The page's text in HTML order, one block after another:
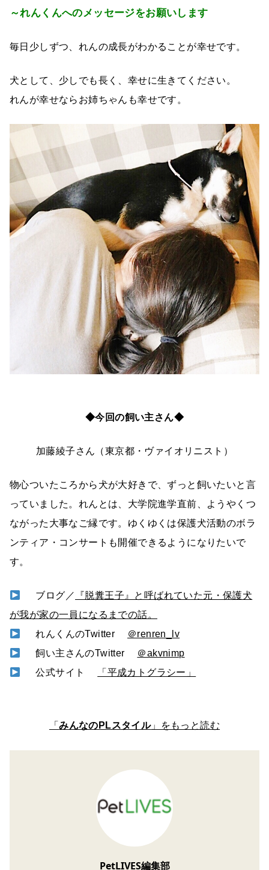
～れんくんへのメッセージをお願いします
毎日少しずつ、れんの成長がわかることが幸せです。
犬として、少しでも長く、幸せに生きてください。
れんが幸せならお姉ちゃんも幸せです。
◆今回の飼い主さん◆
加藤綾子さん（東京都・ヴァイオリニスト）
物心ついたころから犬が大好きで、ずっと飼いたいと言
っていました。れんとは、大学院進学直前、ようやくつ
ながった大事なご縁です。ゆくゆくは保護犬活動のボラ
ンティア・コンサートも開催できるようになりたいで
す。
ブログ／
『脱糞王子』と呼ばれていた元・保護犬
が我が家の一員になるまでの話。
れんくんのTwitter
＠renren_lv
飼い主さんのTwitter ＠akvnimp
公式サイト
「平成カトグラシー」
「みんなのPLスタイル」をもっと読む
PetLIVES編集部